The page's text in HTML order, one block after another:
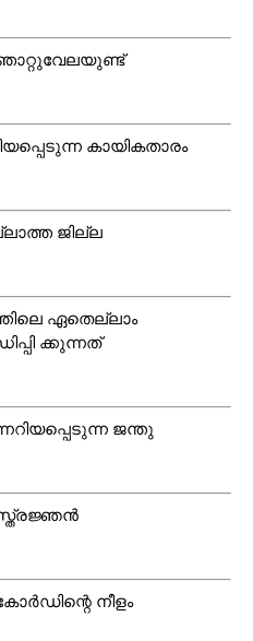
കായികതാരം
ജില്ല
ഏതെല്ലാം
ക്കുന്നത്
ജന്തു
നീളം